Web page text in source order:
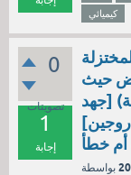
كيميائي
0
تصويتات
1
إجابة
حيث
[جهد
خطأ
بواسطة